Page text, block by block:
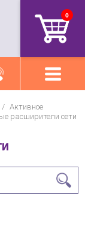
0
/ Активное
расширители сети